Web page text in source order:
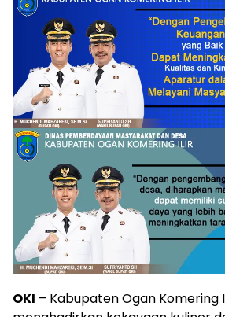
OKI – Kabupaten Ogan Komering